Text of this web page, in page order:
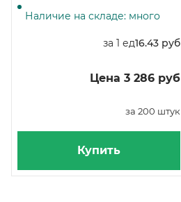
мм, крафт, 200 штук
Наличие на складе: много
за 1 ед16.43 руб
Цена 3 286 руб
за 200 штук
Купить